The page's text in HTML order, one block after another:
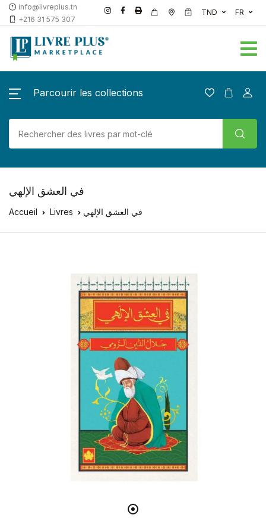
info@livreplus.tn
+216 31 575 307
TND FR
Parcourir les collections
في العشق الإلهي
Accueil Livres في العشق الإلهي